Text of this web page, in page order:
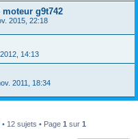
g9t742
2015, 22:18
14:13
2011, 18:34
• 12 sujets • Page 1 sur 1